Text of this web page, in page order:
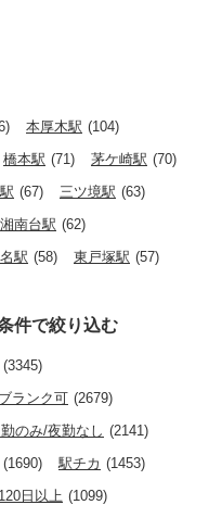
本厚木駅 (104)
橋本駅 (71) 茅ケ崎駅 (70)
(67) 三ツ境駅 (63)
湘南台駅 (62)
駅 (58) 東戸塚駅 (57)
件で絞り込む
(3345)
ランク可 (2679)
勤のみ/夜勤なし (2141)
(1690) 駅チカ (1453)
日以上 (1099)